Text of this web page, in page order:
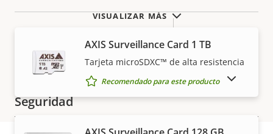
de
propiedad
la
propiedad
Inalámbrico –
Seguridad
VISUALIZAR MÁS
AXIS Surveillance Card 1 TB
Tarjeta microSDXC™ de alta resistencia
Recomendado para este producto
MOSTRAR PRODUCTOS DESCATALOGADOS